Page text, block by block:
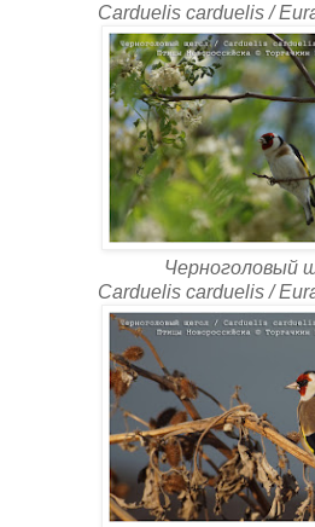
Carduelis carduelis /
Черноголовый
Carduelis carduelis /